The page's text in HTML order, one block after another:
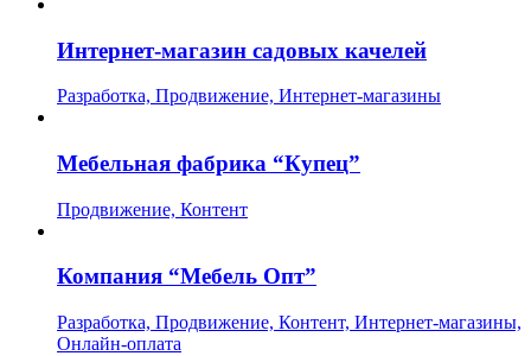
Интернет-магазин садовых качелей
Разработка, Продвижение, Интернет-магазины
Мебельная фабрика “Купец”
Продвижение, Контент
Компания “Мебель Опт”
Разработка, Продвижение, Контент, Интернет-магазины,
Онлайн-оплата